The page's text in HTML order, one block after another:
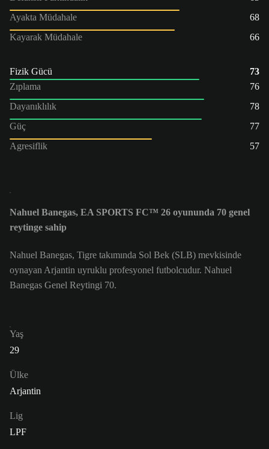
Ayakta Müdahale
68
Kayarak Müdahale
66
Fizik Gücü
73
Zıplama
76
Dayanıklılık
78
Güç
77
Agresiflik
57
Nahuel Banegas, EA SPORTS FC™ 26 oyununda 70 genel
reytinge sahip
Nahuel Banegas, Tigre takımında Sol Bek (SLB) mevkisinde
oynayan Arjantin uyruklu profesyonel futbolcudur. Nahuel
Banegas Genel Reytingi 70.
Yaş
29
Ülke
Arjantin
Lig
LPF